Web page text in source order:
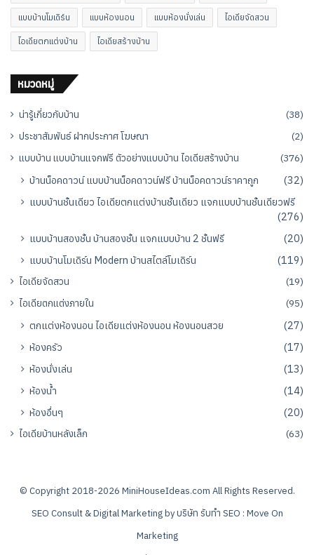
แบบบ้านโมเดิร์น แบบห้องนอน แบบห้องนั่งเล่น ไอเดียจัดสวน
ไอเดียตกแต่งบ้าน ไอเดียสร้างบ้าน
หมวดหมู่
น่ารู้เกี่ยวกับบ้าน
(38)
ประชาสัมพันธ์ ฝากประกาศ โฆษณา
(2)
แบบบ้าน แบบบ้านแจกฟรี ตัวอย่างแบบบ้าน ไอเดียสร้างบ้าน
(376)
บ้านน็อคดาวน์ แบบบ้านน็อคดาวน์ฟรี บ้านน็อคดาวน์ราคาถูก
(32)
แบบบ้านชั้นเดียว ไอเดียตกแต่งบ้านชั้นเดียว แจกแบบบ้านชั้นเดียวฟรี
(276)
แบบบ้านสองชั้น บ้านสองชั้น แจกแบบบ้าน 2 ชั้นฟรี
(20)
แบบบ้านโมเดิร์น Modern บ้านสไตล์โมเดิร์น
(119)
ไอเดียจัดสวน
(19)
ไอเดียตกแต่งภายใน
(95)
ตกแต่งห้องนอน ไอเดียแต่งห้องนอน ห้องนอนสวย
(27)
ห้องครัว
(17)
ห้องนั่งเล่น
(13)
ห้องน้ำ
(14)
ห้องอื่นๆ
(20)
ไอเดียบ้านหลังเล็ก (63)
© Copyright 2018-2026 MiniHouseIdeas.com All Rights Reserved.
SEO Consult & Digital Marketing byบริษัท รับทำ SEO : Move On
Marketing